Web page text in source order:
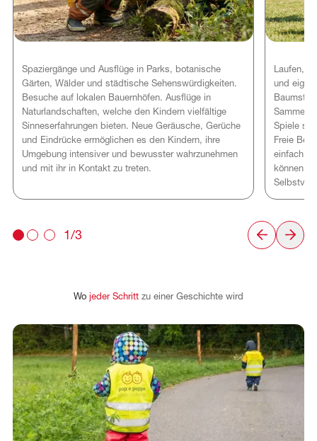
Spaziergänge und Ausflüge in Parks, botanische
Gärten, Wälder und städtische Sehenswürdigkeiten.
Besuche auf lokalen Bauernhöfen. Ausflüge in
Naturlandschaften, welche den Kindern vielfältige
Sinneserfahrungen bieten. Neue Geräusche, Gerüche
und Eindrücke ermöglichen es den Kindern, ihre
Umgebung intensiver und bewusster wahrzunehmen
und mit ihr in Kontakt zu treten.
Laufen,
und
Sammeln
Spiele
Freie
einfach
können
1/3
Wo jeder Schritt zu einer Geschichte wird